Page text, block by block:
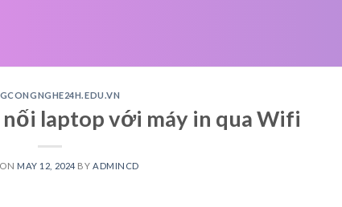
laptop với máy in qua Wifi
MAY 12, 2024 BY ADMINCD